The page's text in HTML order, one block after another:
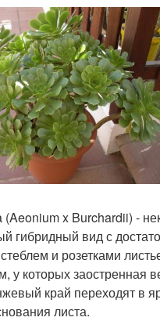
x Burchardii) -
гибридный вид с
и розетками
у которых заостренная
край переходят в
листа.